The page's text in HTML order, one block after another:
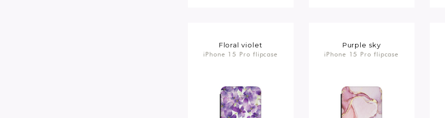
Floral violet
iPhone 15 Pro flipcase
Purple sky
iPhone 15 Pro flipcase